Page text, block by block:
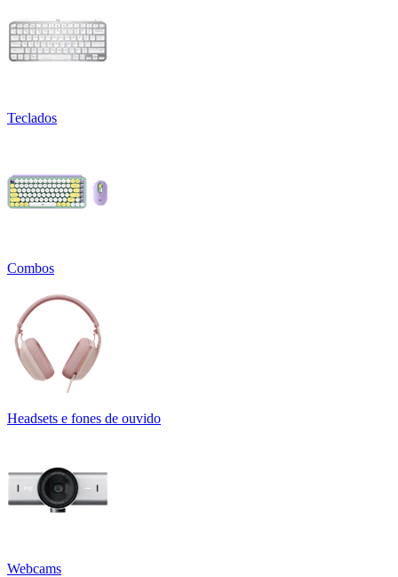
Teclados
Combos
Headsets e fones de ouvido
Webcams